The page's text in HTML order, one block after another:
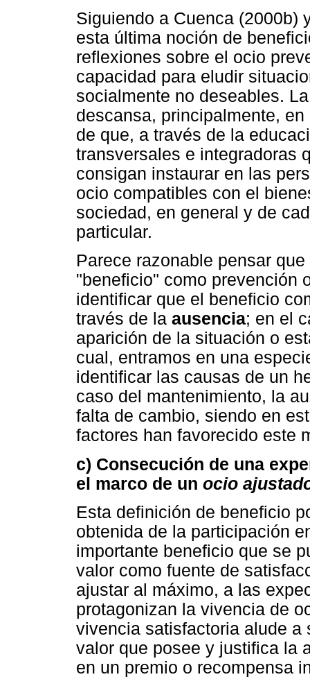
Siguiendo a Cuenca (2000b)
esta última noción de
reflexiones sobre el ocio
capacidad para eludir
socialmente no deseables.
descansa, principalmente,
de que, a través de la
transversales e integradoras
consigan instaurar en las
ocio compatibles con el
sociedad, en general y de
particular.
Parece razonable pensar
"beneficio" como prevención
identificar que el beneficio
través de la ausencia; en el
aparición de la situación o
cual, entramos en una
identificar las causas de un
caso del mantenimiento, la
falta de cambio, siendo en
factores han favorecido este
c) Consecución de una
el marco de un ocio
Esta definición de beneficio
obtenida de la participación
importante beneficio que se
valor como fuente de
ajustar al máximo, a las
protagonizan la vivencia de
vivencia satisfactoria alude a
valor que posee y justifica la
en un premio o recompensa